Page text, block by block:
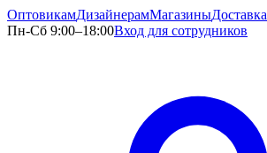
ОптовикамДизайнерамМагазиныДоставка
Пн-Сб 9:00–18:00Вход для сотрудников